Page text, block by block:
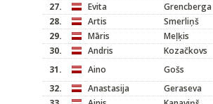
27.
Evita Grencberga
28.
Artis
Smerliņš
29.
Māris Meļķis
30.
Andris Kozačkovs
31.
Aino Gošs
32.
Anastasija Geraseva